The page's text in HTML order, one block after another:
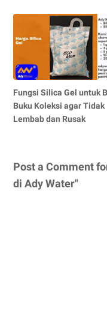
Fungsi Silica Gel untuk
Buku Koleksi agar Tidak
Lembab dan Rusak
Post a Comment
di Ady Water"